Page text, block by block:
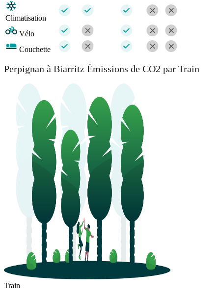
Climatisation
Vélo
Couchette
Perpignan à Biarritz Émissions de CO2 par Train
Train